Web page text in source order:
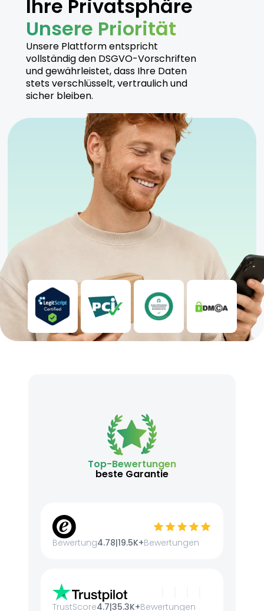
Ihre Privatsphäre
Unsere Priorität
Unsere Plattform entspricht
vollständig den DSGVO-Vorschriften
und gewährleistet, dass Ihre Daten
stets verschlüsselt, vertraulich und
sicher bleiben.
Top-Bewertungen
beste Garantie
Bewertung4.78|19.5K+Bewertungen
TrustScore4.7|35.3K+Bewertungen